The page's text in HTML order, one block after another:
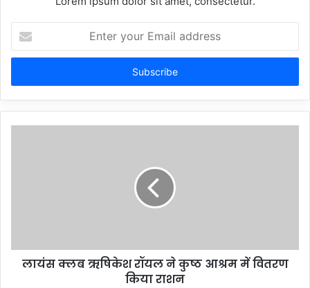
Enter
your
Email
लायंस क्लब ऋषिकेश रॉयल ने कुष्ठ आश्रम में वितरण
किया राशन